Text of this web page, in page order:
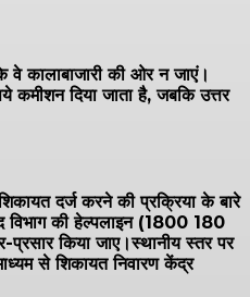
वे कालाबाजारी की ओर न जाएं।
कमीशन दिया जाता है, जबकि उत्तर
दर्ज करने की प्रक्रिया के बारे
विभाग की हेल्पलाइन (1800 180
किया जाए।स्थानीय स्तर पर
से शिकायत निवारण केंद्र